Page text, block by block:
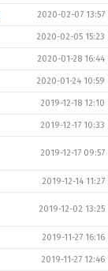
2020-02-07 13:57
2020-02-05 15:23
2020-01-28 16:44
2020-01-24 10:59
2019-12-18 12:10
2019-12-17 10:33
2019-12-17 09:57
2019-12-14 11:27
2019-12-02 13:25
2019-11-27 16:16
2019-11-27 12:46